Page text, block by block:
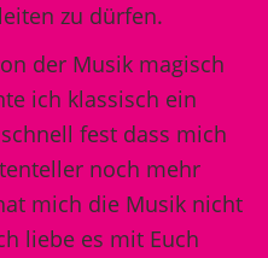
zu dürfen.
der Musik magisch
ich klassisch ein
fest dass mich
noch mehr
mich die Musik nicht
liebe es mit Euch